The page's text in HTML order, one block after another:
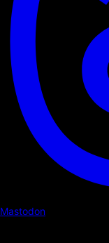
Mastodon